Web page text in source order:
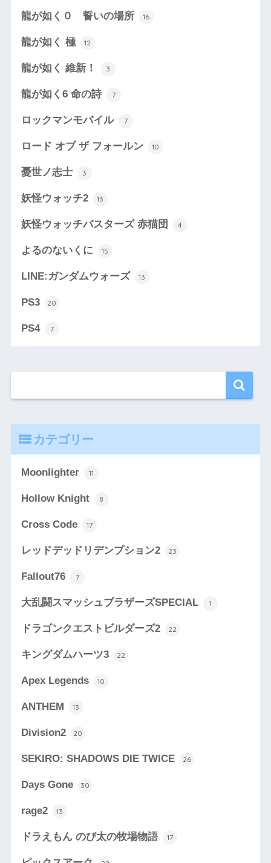
龍が如く０ 誓いの場所 16
龍が如く 極 12
龍が如く 維新！ 3
龍が如く6 命の詩 7
ロックマンモバイル 7
ロード オブ ザ フォールン 10
憂世ノ志士 3
妖怪ウォッチ2 13
妖怪ウォッチバスターズ 赤猫団 4
よるのないくに 15
LINE:ガンダムウォーズ 13
PS3 20
PS4 7
カテゴリー
Moonlighter 11
Hollow Knight 8
Cross Code 17
レッドデッドリデンプション2 23
Fallout76 7
大乱闘スマッシュブラザーズSPECIAL 1
ドラゴンクエストビルダーズ2 22
キングダムハーツ3 22
Apex Legends 10
ANTHEM 13
Division2 20
SEKIRO: SHADOWS DIE TWICE 26
Days Gone 30
rage2 13
ドラえもん のび太の牧場物語 17